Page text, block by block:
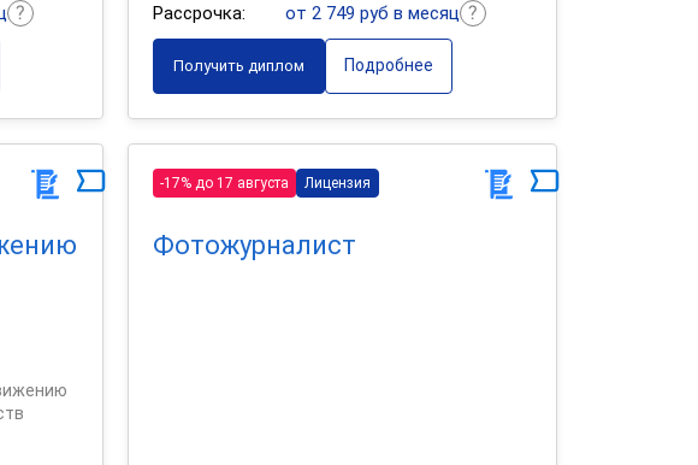
Рассрочка:
от 2 749 руб в месяц
Получить диплом Подробнее
-17% до 17 августа Лицензия
Фотожурналист